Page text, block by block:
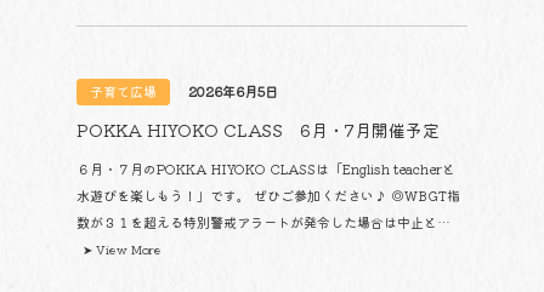
子育て広場 2026年6月5日
POKKA HIYOKO CLASS 6月・7月開催予定
６月・７月のPOKKA HIYOKO CLASSは「English teacherと
水遊びを楽しもう！」です。 ぜひご参加ください♪ ◎WBGT指
数が３１を超える特別警戒アラートが発令した場合は中止と…
➤ View More